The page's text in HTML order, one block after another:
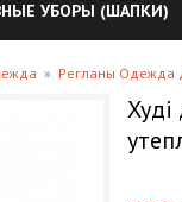
УБОРЫ (ШАПКИ)
» Регланы Одежда